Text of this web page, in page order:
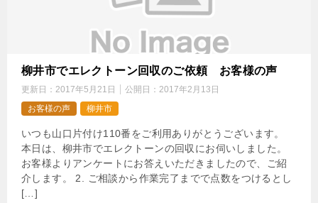
柳井市でエレクトーン回収のご依頼 お客様の声
更新日： 2017年5月21日 公開日： 2017年2月13日
お客様の声
柳井市
いつも山口片付け110番をご利用ありがとうございます。
本日は、柳井市でエレクトーンの回収にお伺いしました。
お客様よりアンケートにお答えいただきましたので、ご紹
介します。 2. ご相談から作業完了までで点数をつけるとし
[…]